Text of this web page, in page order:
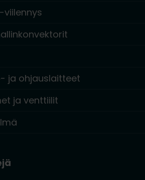
ja ohjauslaitteet
ja venttiilit